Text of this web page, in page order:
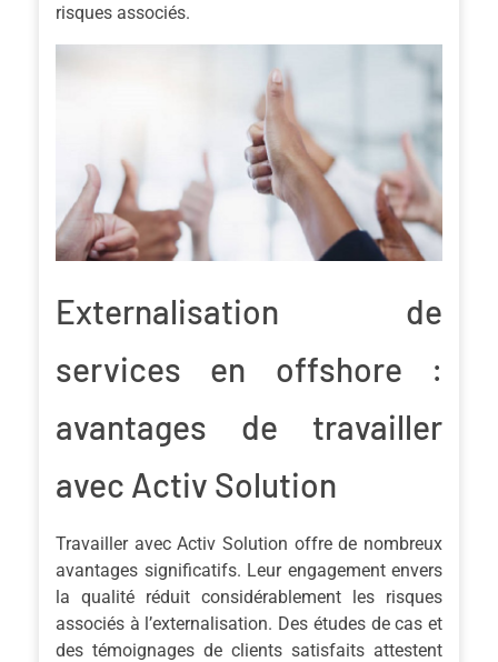
risques associés.
Externalisation de
services en offshore :
avantages de travailler
avec Activ Solution
Travailler avec Activ Solution offre de nombreux
avantages significatifs. Leur engagement envers
la qualité réduit considérablement les risques
associés à l’externalisation. Des études de cas et
des témoignages de clients satisfaits attestent